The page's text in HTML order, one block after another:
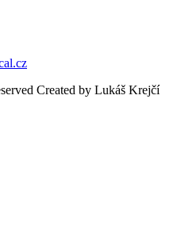
Created by Lukáš Krejčí